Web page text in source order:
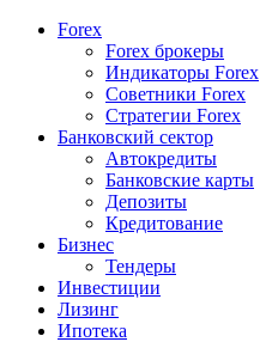
Forex
Forex брокеры
Индикаторы Forex
Советники Forex
Стратегии Forex
Банковский сектор
Автокредиты
Банковские карты
Депозиты
Кредитование
Бизнес
Тендеры
Инвестиции
Лизинг
Ипотека